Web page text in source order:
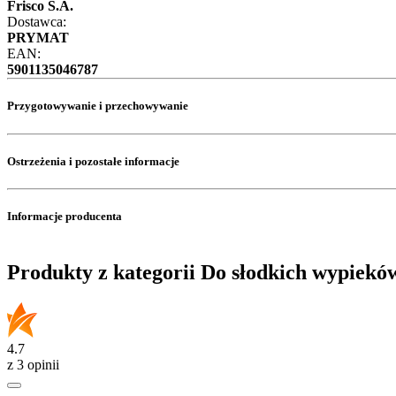
Frisco S.A.
Dostawca:
PRYMAT
EAN:
5901135046787
Przygotowywanie i przechowywanie
Ostrzeżenia i pozostałe informacje
Informacje producenta
Produkty z kategorii Do słodkich
4.7
z 3 opinii